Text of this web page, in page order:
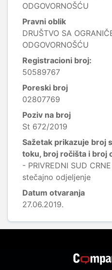
ODGOVORNOŠĆU
Pravni oblik
DRUŠTVO SA
ODGOVORNOŠĆU
Registracioni broj:
50589767
Poreski broj
02807769
Poziv na broj
St 672/2019
Sažetak prikazuje broj
toku, broj ročišta i broj
- PRIVREDNI SUD
stečajno odjeljenje
Datum otvaranja
27.06.2019.